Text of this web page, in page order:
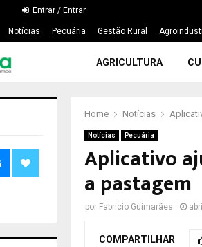
Entrar / Entrar
Notícias Pecuária Gestão Rural
AGRICULTURA
Home Notícias
Notícias Pecuária
Aplicativo
a pastagem
por Fabrício Guimarães
COMPARTILHAR